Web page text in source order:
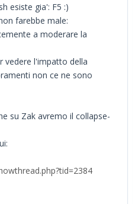
esiste gia': F5 :)
farebbe male:
a moderare la
vedere l'impatto della
non ce ne sono
su Zak avremo il collapse-